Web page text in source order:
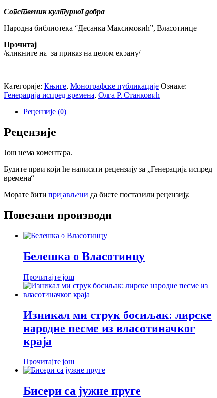
Сопственик културног добра
Народна библиотека “Десанка Максимовић”, Власотинце
Прочитај
/кликните на за приказ на целом екрану/
Категорије: Књиге, Монографске публикације Ознаке:
Генерација испред времена, Олга Р. Станковић
Рецензије (0)
Рецензије
Још нема коментара.
Будите први који ће написати рецензију за „Генерација испред
времена“
Морате бити пријављени да бисте поставили рецензију.
Повезани производи
Белешкa о Власотинцу
Прочитајте још
Изникал ми струк босиљак: лирске
народне песме из власотиначког
краја
Прочитајте још
Бисери са јужне пруге